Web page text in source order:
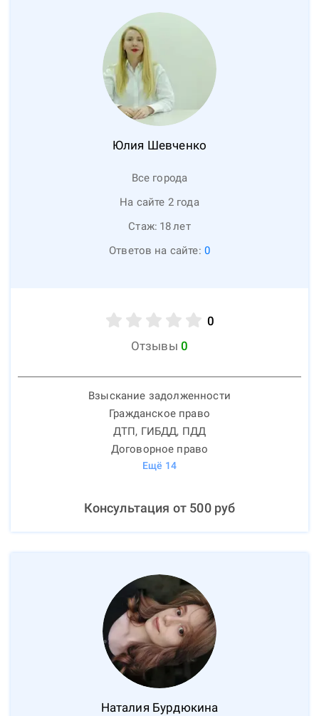
Юлия Шевченко
Все города
На сайте 2 года
Стаж: 18лет
Ответов на сайте: 0
0
Отзывы 0
Взыскание задолженности
Гражданское право
ДТП, ГИБДД, ПДД
Договорное право
Ещё 14
Консультация от 500руб
Наталия Бурдюкина